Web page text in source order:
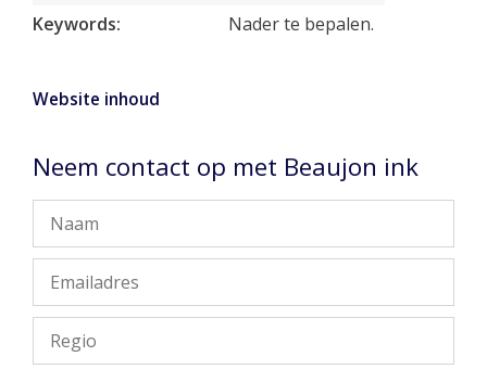
Keywords: Nader te bepalen.
Website inhoud
Neem contact op met Beaujon ink